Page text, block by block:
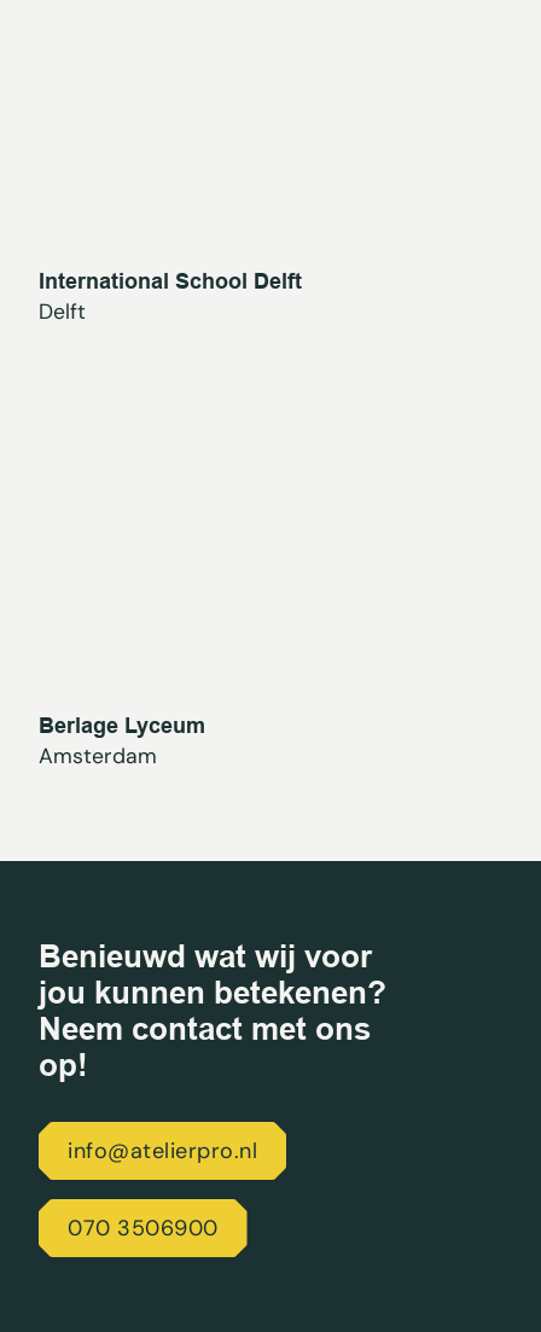
International School Delft
Delft
Berlage Lyceum
Amsterdam
Benieuwd wat wij voor
jou kunnen betekenen?
Neem contact met ons
op!
info@atelierpro.nl
070 3506900